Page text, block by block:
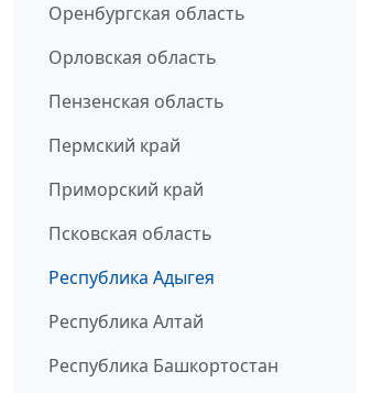
Оренбургская область
Орловская область
Пензенская область
Пермский край
Приморский край
Псковская область
Республика Адыгея
Республика Алтай
Республика Башкортостан